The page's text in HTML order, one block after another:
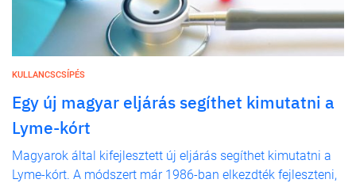
KULLANCSCSÍPÉS
Egy új magyar eljárás segíthet kimutatni a
Lyme-kórt
Magyarok által kifejlesztett új eljárás segíthet kimutatni a
Lyme-kórt. A módszert már 1986-ban elkezdték fejleszteni,